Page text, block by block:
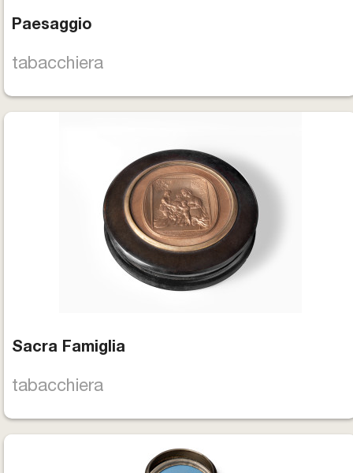
Paesaggio
tabacchiera
Sacra Famiglia
tabacchiera